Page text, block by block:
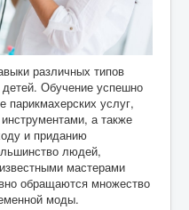
различных типов
Обучение успешно
парикмахерских услуг,
а также
и приданию
людей,
мастерами
обращаются множество
моды.